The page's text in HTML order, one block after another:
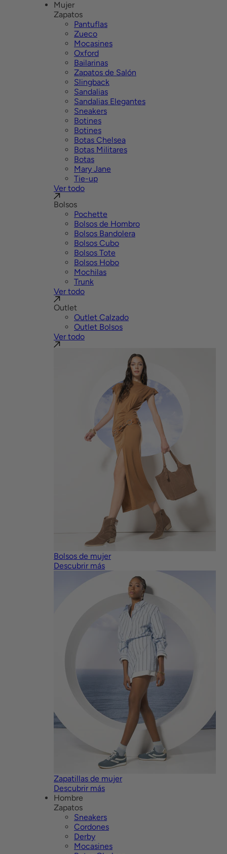
Mujer
Zapatos
Pantuflas
Zueco
Mocasines
Oxford
Bailarinas
Zapatos de Salón
Slingback
Sandalias
Sandalias Elegantes
Sneakers
Botines
Botines
Botas Chelsea
Botas Militares
Botas
Mary Jane
Tie-up
Ver todo
Bolsos
Pochette
Bolsos de Hombro
Bolsos Bandolera
Bolsos Cubo
Bolsos Tote
Bolsos Hobo
Mochilas
Trunk
Ver todo
Outlet
Outlet Calzado
Outlet Bolsos
Ver todo
Bolsos de mujer
Descubrir más
Zapatillas de mujer
Descubrir más
Hombre
Zapatos
Sneakers
Cordones
Derby
Mocasines